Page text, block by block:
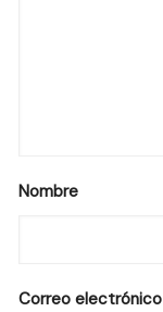
Nombre
Correo electrónico